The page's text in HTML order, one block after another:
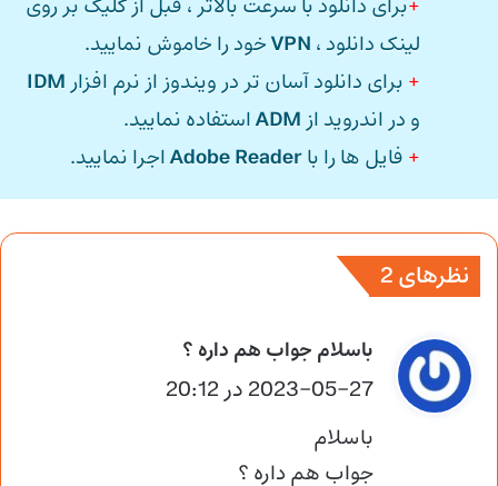
+برای دانلود با سرعت بالاتر ، قبل از کلیک بر روی
لینک دانلود ، VPNخود را خاموش نمایید.
+ برای دانلود آسان تر در ویندوز از نرم افزار IDM
و در اندروید از ADMاستفاده نمایید.
+ فایل ها را باAdobe Readerاجرا نمایید.
نظرهای 2
باسلام جواب هم داره ؟
ف
2023-05-27 در 20:12
باسلام
جواب هم داره ؟